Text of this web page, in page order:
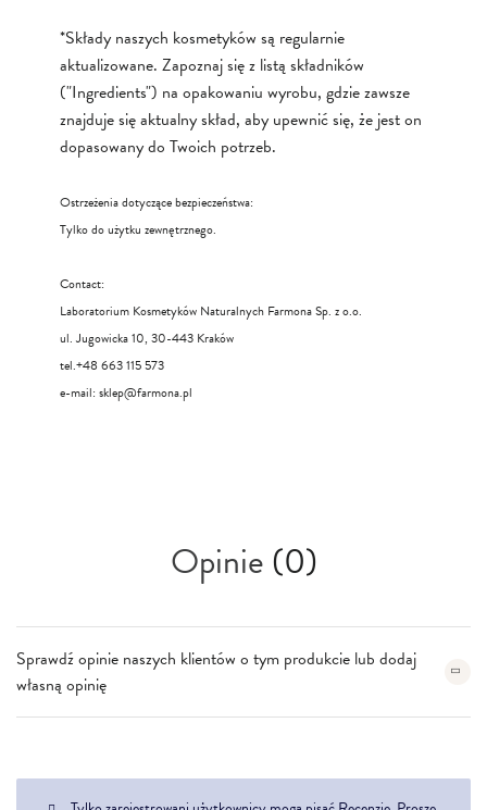
*Składy naszych kosmetyków są regularnie
aktualizowane. Zapoznaj się z listą składników
("Ingredients") na opakowaniu wyrobu, gdzie zawsze
znajduje się aktualny skład, aby upewnić się, że jest on
dopasowany do Twoich potrzeb.
Ostrzeżenia dotyczące bezpieczeństwa:
Tylko do użytku zewnętrznego.
Contact:
Laboratorium Kosmetyków Naturalnych Farmona Sp. z o.o.
ul. Jugowicka 10, 30-443 Kraków
tel.+48 663 115 573
e-mail: sklep@farmona.pl
Opinie(0)
Sprawdź opinie naszych klientów o tym produkcie lub dodaj
własną opinię